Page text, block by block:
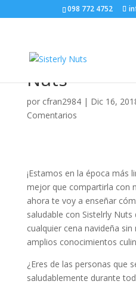
098 772 4752
y delicioso
Nuts
por cfran2984| Dic 16,
Comentarios
¡Estamos en la época más
mejor que compartirla con
ahora te voy a enseñar
saludable con Sistelrly
cualquier cena navideña
amplios conocimientos
¿Eres de las personas que
saludablemente durante